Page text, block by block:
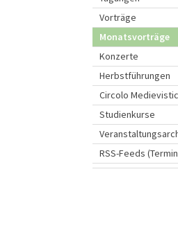
Vorträge
Monatsvorträge
Konzerte
Herbstführungen
Circolo
Studienkurse
RSS-Feeds